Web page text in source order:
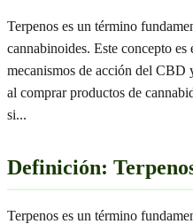
Terpenos es un término
cannabinoides. Este concepto es
mecanismos de acción del CBD
al comprar productos de
si...
Definición:
Terpenos es un término